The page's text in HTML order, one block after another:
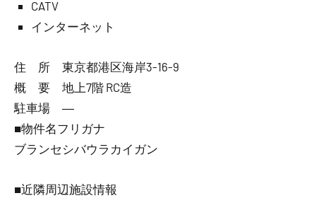
CATV
インターネット
住 所 東京都港区海岸3-16-9
概 要 地上7階 RC造
駐車場 ―
■物件名フリガナ
ブランセシバウラカイガン
■近隣周辺施設情報